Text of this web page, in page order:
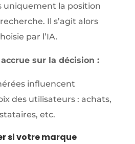
uniquement la position
Il s’agit alors
par l’IA.
sur la décision :
influencent
des utilisateurs : achats,
etc.
si votre marque